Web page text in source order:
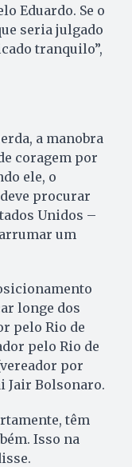
Eduardo. Se o
seria julgado
tranquilo”,
a manobra
coragem por
ele, o
procurar
Unidos –
um
longe dos
pelo Rio de
pelo Rio de
por
Jair Bolsonaro.
têm
Isso na